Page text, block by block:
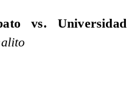
vs. Universidad